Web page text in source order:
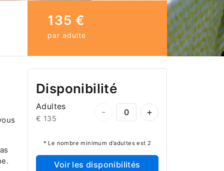
135 €
par adulte
Disponibilité
Adultes
€ 135
- +
* Le nombre minimum d'adultes est 2
Voir les disponibilités